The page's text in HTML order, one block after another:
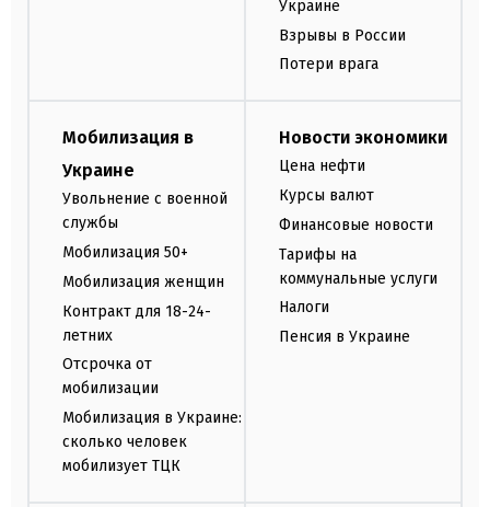
Украине
Взрывы в России
Потери врага
Мобилизация в
Украине
Увольнение с военной
службы
Мобилизация 50+
Мобилизация женщин
Контракт для 18-24-
летних
Отсрочка от
мобилизации
Мобилизация в Украине:
сколько человек
мобилизует ТЦК
Новости экономики
Цена нефти
Курсы валют
Финансовые новости
Тарифы на
коммунальные услуги
Налоги
Пенсия в Украине